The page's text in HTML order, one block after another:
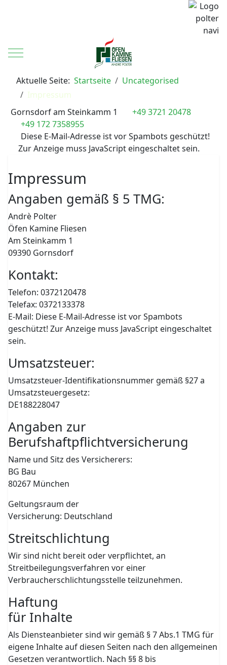
Mobile Menu Toggle
Aktuelle Seite:Startseite
Uncategorised
Impressum
Gornsdorf am Steinkamm 1
+49 3721 20478
+49 172 7358955
Diese E-Mail-Adresse ist vor Spambots geschützt!
Zur Anzeige muss JavaScript eingeschaltet sein.
Impressum
Angaben gemäß § 5 TMG:
Andrè Polter
Öfen Kamine Fliesen
Am Steinkamm 1
09390 Gornsdorf
Kontakt:
Telefon: 0372120478
Telefax: 0372133378
E-Mail: Diese E-Mail-Adresse ist vor Spambots
geschützt! Zur Anzeige muss JavaScript eingeschaltet
sein.
Umsatzsteuer:
Umsatzsteuer-Identifikationsnummer gemäß §27 a
Umsatzsteuergesetz:
DE188228047
Angaben zur
Berufshaftpflichtversicherung
Name und Sitz des Versicherers:
BG Bau
80267 München
Geltungsraum der
Versicherung: Deutschland
Streitschlichtung
Wir sind nicht bereit oder verpflichtet, an
Streitbeilegungsverfahren vor einer
Verbraucherschlichtungsstelle teilzunehmen.
Haftung
für Inhalte
Als Diensteanbieter sind wir gemäß § 7 Abs.1 TMG für
eigene Inhalte auf diesen Seiten nach den allgemeinen
Gesetzen verantwortlich. Nach §§ 8 bis